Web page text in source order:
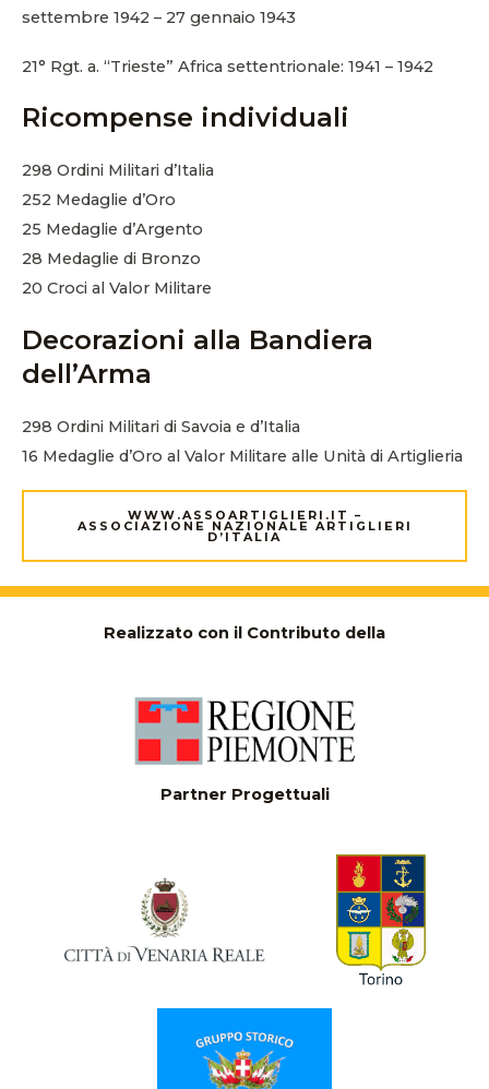
settembre 1942 – 27 gennaio 1943
21° Rgt. a. “Trieste” Africa settentrionale: 1941 – 1942
Ricompense individuali
298 Ordini Militari d’Italia
252 Medaglie d’Oro
25 Medaglie d’Argento
28 Medaglie di Bronzo
20 Croci al Valor Militare
Decorazioni alla Bandiera
dell’Arma
298 Ordini Militari di Savoia e d’Italia
16 Medaglie d’Oro al Valor Militare alle Unità di Artiglieria
WWW.ASSOARTIGLIERI.IT –
ASSOCIAZIONE NAZIONALE ARTIGLIERI
D’ITALIA
Realizzato con il Contributo della
Partner Progettuali